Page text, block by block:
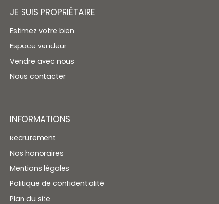
JE SUIS PROPRIÉTAIRE
Estimez votre bien
Espace vendeur
Vendre avec nous
Nous contacter
INFORMATIONS
Recrutement
Nos honoraires
Mentions légales
Politique de confidentialité
Plan du site